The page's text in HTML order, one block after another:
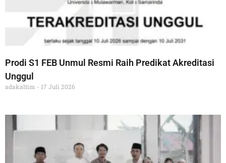
Prodi S1 FEB Unmul Resmi Raih Predikat Akreditasi
Unggul
adakaltim 17 Juli 2026